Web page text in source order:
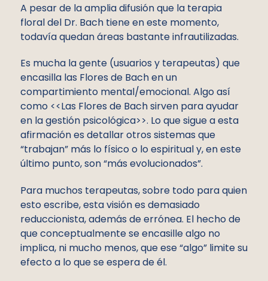
A pesar de la amplia difusión que la terapia
floral del Dr. Bach tiene en este momento,
todavía quedan áreas bastante infrautilizadas.
Es mucha la gente (usuarios y terapeutas) que
encasilla las Flores de Bach en un
compartimiento mental/emocional. Algo así
como <<Las Flores de Bach sirven para ayudar
en la gestión psicológica>>. Lo que sigue a esta
afirmación es detallar otros sistemas que
“trabajan” más lo físico o lo espiritual y, en este
último punto, son “más evolucionados”.
Para muchos terapeutas, sobre todo para quien
esto escribe, esta visión es demasiado
reduccionista, además de errónea. El hecho de
que conceptualmente se encasille algo no
implica, ni mucho menos, que ese “algo” limite su
efecto a lo que se espera de él.